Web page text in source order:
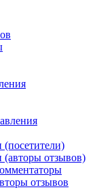
отзывов)
отзывов